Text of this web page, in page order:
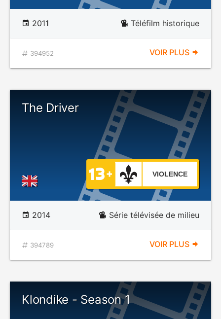
2011 Téléfilm historique
394952 VOIR PLUS
The Driver
VIOLENCE
2014 Série télévisée de milieu
394789 VOIR PLUS
Klondike - Season 1